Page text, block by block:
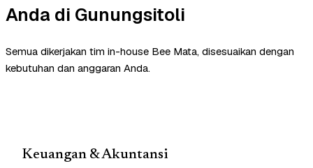
Anda di Gunungsitoli
Semua dikerjakan tim in-house Bee Mata, disesuaikan dengan
kebutuhan dan anggaran Anda.
Keuangan & Akuntansi